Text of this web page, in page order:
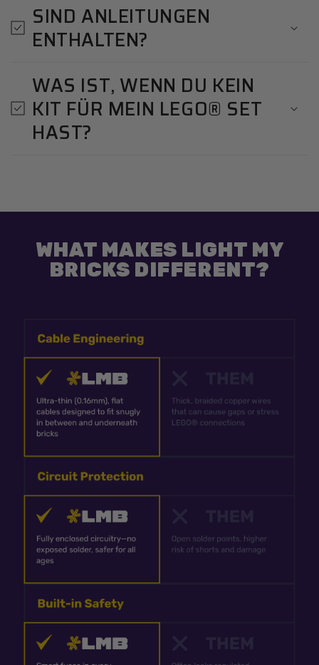
SIND ANLEITUNGEN
ENTHALTEN?
WAS IST, WENN DU KEIN
KIT FÜR MEIN LEGO® SET
HAST?
WHAT MAKES LIGHT MY
BRICKS DIFFERENT?